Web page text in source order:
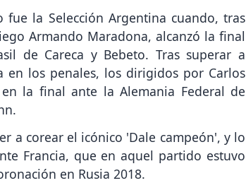
la Selección Argentina cuando, tras
Armando Maradona, alcanzó la final
de Careca y Bebeto. Tras superar a
los penales, los dirigidos por Carlos
la final ante la Alemania Federal de
a corear el icónico 'Dale campeón', y lo
Francia, que en aquel partido estuvo
en Rusia 2018.